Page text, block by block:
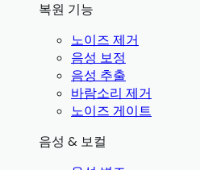
복원 기능
노이즈 제거
음성 보정
음성 추출
바람소리 제거
노이즈 게이트
음성 & 보컬